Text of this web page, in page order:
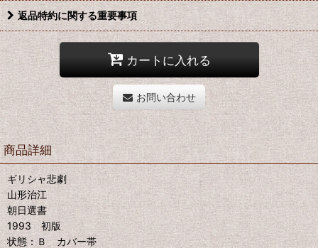
返品特約に関する重要事項
カートに入れる
お問い合わせ
商品詳細
ギリシャ悲劇
山形治江
朝日選書
1993 初版
状態：Ｂ カバー帯